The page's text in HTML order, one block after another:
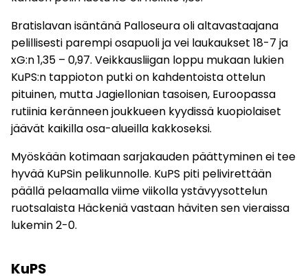
Bratislavan isäntänä Palloseura oli altavastaajana
pelillisesti parempi osapuoli ja vei laukaukset 18-7 ja
xG:n 1,35 – 0,97. Veikkausliigan loppu mukaan lukien
KuPS:n tappioton putki on kahdentoista ottelun
pituinen, mutta Jagiellonian tasoisen, Euroopassa
rutiinia keränneen joukkueen kyydissä kuopiolaiset
jäävät kaikilla osa-alueilla kakkoseksi.
Myöskään kotimaan sarjakauden päättyminen ei tee
hyvää KuPSin pelikunnolle. KuPS piti pelivirettään
päällä pelaamalla viime viikolla ystävyysottelun
ruotsalaista Häckeniä vastaan häviten sen vieraissa
lukemin 2-0.
KuPS